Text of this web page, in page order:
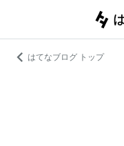
はてなブログ トップ